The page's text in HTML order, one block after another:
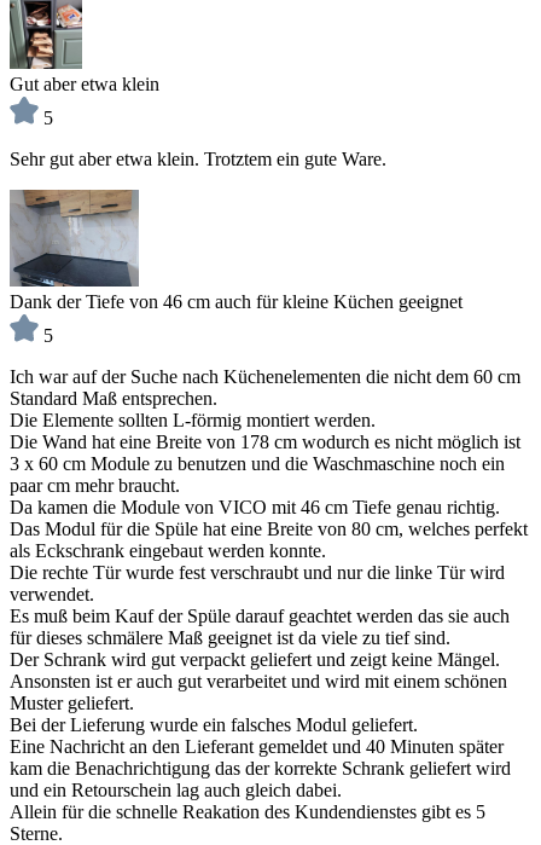
Gut aber etwa klein
5
Sehr gut aber etwa klein. Trotztem ein gute Ware.
Dank der Tiefe von 46 cm auch für kleine Küchen geeignet
5
Ich war auf der Suche nach Küchenelementen die nicht dem 60 cm
Standard Maß entsprechen.
Die Elemente sollten L-förmig montiert werden.
Die Wand hat eine Breite von 178 cm wodurch es nicht möglich ist
3 x 60 cm Module zu benutzen und die Waschmaschine noch ein
paar cm mehr braucht.
Da kamen die Module von VICO mit 46 cm Tiefe genau richtig.
Das Modul für die Spüle hat eine Breite von 80 cm, welches perfekt
als Eckschrank eingebaut werden konnte.
Die rechte Tür wurde fest verschraubt und nur die linke Tür wird
verwendet.
Es muß beim Kauf der Spüle darauf geachtet werden das sie auch
für dieses schmälere Maß geeignet ist da viele zu tief sind.
Der Schrank wird gut verpackt geliefert und zeigt keine Mängel.
Ansonsten ist er auch gut verarbeitet und wird mit einem schönen
Muster geliefert.
Bei der Lieferung wurde ein falsches Modul geliefert.
Eine Nachricht an den Lieferant gemeldet und 40 Minuten später
kam die Benachrichtigung das der korrekte Schrank geliefert wird
und ein Retourschein lag auch gleich dabei.
Allein für die schnelle Reakation des Kundendienstes gibt es 5
Sterne.